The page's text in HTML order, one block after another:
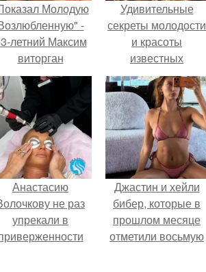
Молодую
-
летний Максим
виторган
опубликовал
фотографии со
35-летней
избранницей.
Удивительные
секреты молодости
и красоты
известных
исторических
красавиц
Анастасию
не раз
упрекали в
Джастин и хейли
бибер, которые в
прошлом месяце
отметили восьмую